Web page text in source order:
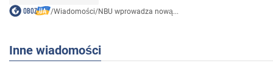
/Wiadomości/NBU wprowadza nową...
Inne wiadomości